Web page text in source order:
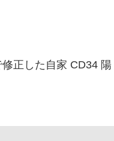
正した自家 CD34 陽